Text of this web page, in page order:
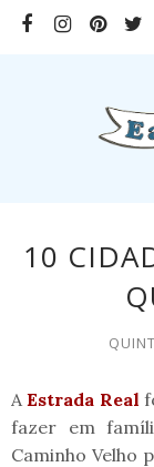
10
AEstrada Real
fazer em
Caminho Velho